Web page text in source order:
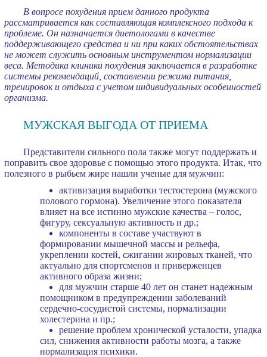
В вопросе похудения прием данного продукта
рассматривается как составляющая комплексного подхода к
проблеме. Он назначается диетологами в качестве
поддерживающего средства и ни при каких обстоятельствах
не может служить основным инструментом нормализации
веса. Методика клиники похудения заключается в разработке
системы рекомендаций, составлении режима питания,
тренировок и отдыха с учетом индивидуальных особенностей
организма.
МУЖСКАЯ ВЫГОДА ОТ ПРИЕМА
Представители сильного пола также могут поддержать и
поправить свое здоровье с помощью этого продукта. Итак, что
полезного в рыбьем жире нашли ученые для мужчин:
активизация выработки тестостерона (мужского
полового гормона). Увеличение этого показателя
влияет на все истинно мужские качества – голос,
фигуру, сексуальную активность и др.;
компоненты в составе участвуют в
формировании мышечной массы и рельефа,
укреплении костей, сжигании жировых тканей, что
актуально для спортсменов и приверженцев
активного образа жизни;
для мужчин старше 40 лет он станет надежным
помощником в предупреждении заболеваний
сердечно-сосудистой системы, нормализации
холестерина и пр.;
решение проблем хронической усталости, упадка
сил, снижения активности работы мозга, а также
нормализация психики.